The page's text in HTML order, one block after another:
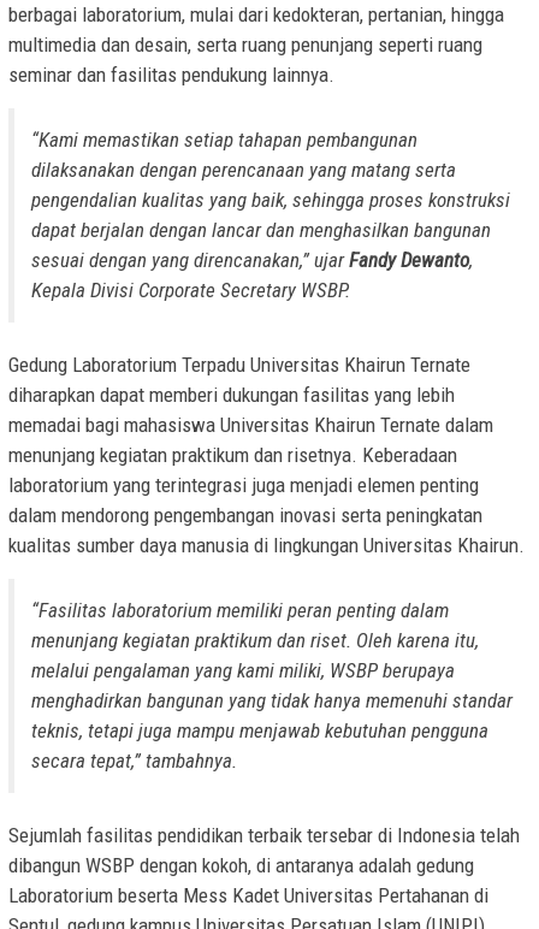
berbagai laboratorium, mulai dari kedokteran, pertanian, hingga
multimedia dan desain, serta ruang penunjang seperti ruang
seminar dan fasilitas pendukung lainnya.
“Kami memastikan setiap tahapan pembangunan
dilaksanakan dengan perencanaan yang matang serta
pengendalian kualitas yang baik, sehingga proses konstruksi
dapat berjalan dengan lancar dan menghasilkan bangunan
sesuai dengan yang direncanakan,” ujarFandy Dewanto,
Kepala Divisi Corporate Secretary WSBP.
Gedung Laboratorium Terpadu Universitas Khairun Ternate
diharapkan dapat memberi dukungan fasilitas yang lebih
memadai bagi mahasiswa Universitas Khairun Ternate dalam
menunjang kegiatan praktikum dan risetnya. Keberadaan
laboratorium yang terintegrasi juga menjadi elemen penting
dalam mendorong pengembangan inovasi serta peningkatan
kualitas sumber daya manusia di lingkungan Universitas Khairun.
“Fasilitas laboratorium memiliki peran penting dalam
menunjang kegiatan praktikum dan riset. Oleh karena itu,
melalui pengalaman yang kami miliki, WSBP berupaya
menghadirkan bangunan yang tidak hanya memenuhi standar
teknis, tetapi juga mampu menjawab kebutuhan pengguna
secara tepat,” tambahnya.
Sejumlah fasilitas pendidikan terbaik tersebar di Indonesia telah
dibangun WSBP dengan kokoh, di antaranya adalah gedung
Laboratorium beserta Mess Kadet Universitas Pertahanan di